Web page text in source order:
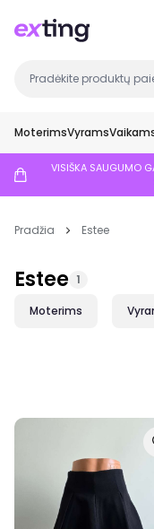
MoterimsVyrams
VISIŠKA SAUGUMO
Pradžia Estee
Estee 1
Moterims